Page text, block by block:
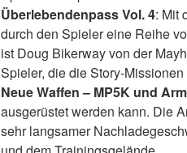
Überlebendenpass Vol. 4: Mit
durch den Spieler eine Reihe
ist Doug Bikerway von der
Spieler, die die Story-
Neue Waffen – MP5K und
ausgerüstet werden kann. Die
sehr langsamer